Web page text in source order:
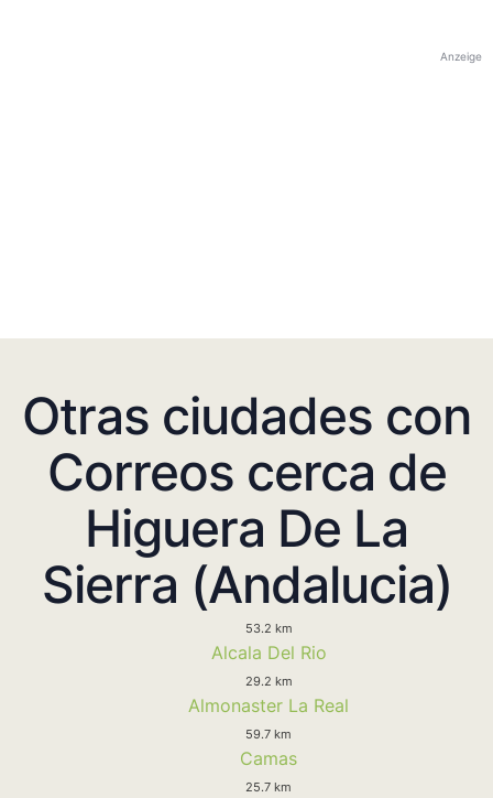
Anzeige
Otras ciudades con
Correos cerca de
Higuera De La
Sierra (Andalucia)
53.2 km
Alcala Del Rio
29.2 km
Almonaster La Real
59.7 km
Camas
25.7 km